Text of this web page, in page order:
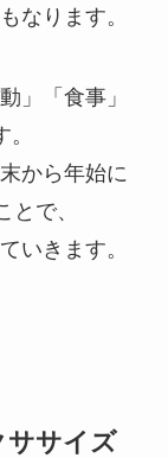
なります。
」「食事」
から年始に
とで、
いきます。
ササイズ